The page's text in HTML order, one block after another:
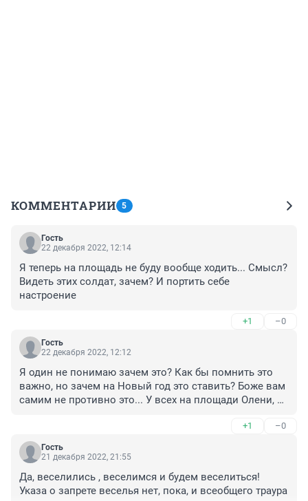
КОММЕНТАРИИ 5
Гость
22 декабря 2022, 12:14
Я теперь на площадь не буду вообще ходить... Смысл?
Видеть этих солдат, зачем? И портить себе
настроение
+1 –0
Гость
22 декабря 2022, 12:12
Я один не понимаю зачем это? Как бы помнить это
важно, но зачем на Новый год это ставить? Боже вам
самим не противно это... У всех на площади Олени,
АВТОМАТАМИ, я сейчас разговаривал с младшим
братом он меня спросил: "Они всегда будут тут
стоять?" Как бы я объяснил как мог, что это важно
"Так Новый год скоро, зачем они стоят?"
Эх вы меня извините, но это глупо уже.
+1 –0
Гость
21 декабря 2022, 21:55
Да, веселились , веселимся и будем веселиться!
Указа о запрете веселья нет, пока, и всеобщего траура